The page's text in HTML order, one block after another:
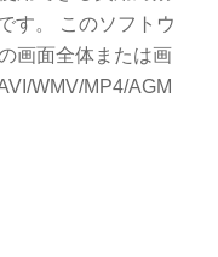
す。 このソフトウ
画面全体または画
WMV/MP4/AGM